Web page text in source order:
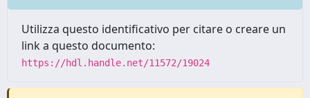
Utilizza questo identificativo per citare o creare un
link a questo documento:
https://hdl.handle.net/11572/19024